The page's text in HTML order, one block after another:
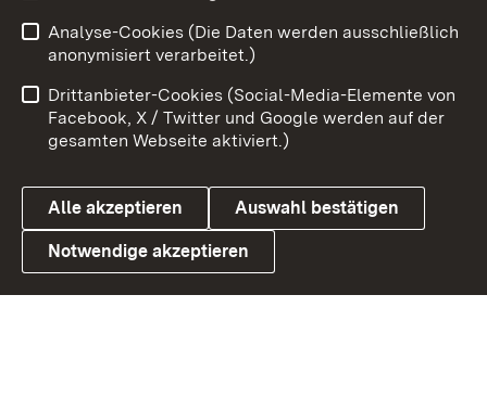
Link zum Landesportal
Impressum
Kontakt
Barrierefreiheit
Datenschutz
Cookies
Analyse-Cookies (Die Daten werden ausschließlich
anonymisiert verarbeitet.)
Drittanbieter-Cookies (Social-Media-Elemente von
Facebook, X / Twitter und Google werden auf der
gesamten Webseite aktiviert.)
Alle akzeptieren Auswahl bestätigen
Notwendige akzeptieren